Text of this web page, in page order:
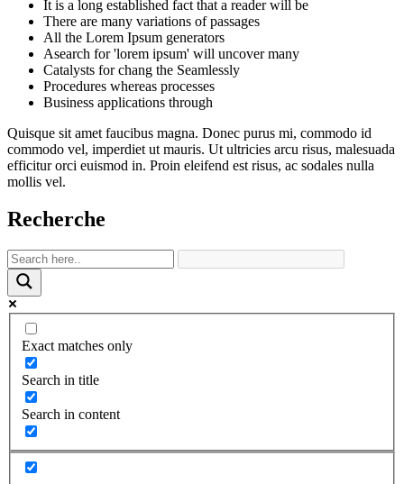
It is a long established fact that a reader will be
There are many variations of passages
All the Lorem Ipsum generators
Asearch for 'lorem ipsum' will uncover many
Catalysts for chang the Seamlessly
Procedures whereas processes
Business applications through
Quisque sit amet faucibus magna. Donec purus mi, commodo id
commodo vel, imperdiet ut mauris. Ut ultricies arcu risus, malesuada
efficitur orci euismod in. Proin eleifend est risus, ac sodales nulla
mollis vel.
Recherche
Exact matches only
Search in title
Search in content